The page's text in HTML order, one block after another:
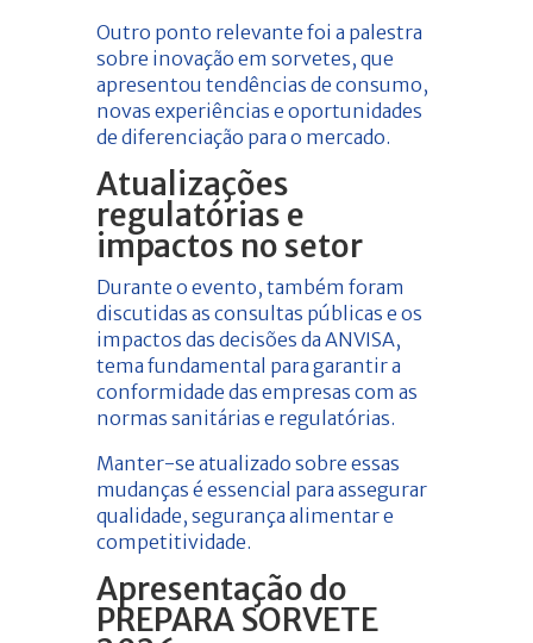
Outro ponto relevante foi a palestra
sobre inovação em sorvetes, que
apresentou tendências de consumo,
novas experiências e oportunidades
de diferenciação para o mercado.
Atualizações
regulatórias e
impactos no setor
Durante o evento, também foram
discutidas as consultas públicas e os
impactos das decisões da ANVISA,
tema fundamental para garantir a
conformidade das empresas com as
normas sanitárias e regulatórias.
Manter-se atualizado sobre essas
mudanças é essencial para assegurar
qualidade, segurança alimentar e
competitividade.
Apresentação do
PREPARA SORVETE